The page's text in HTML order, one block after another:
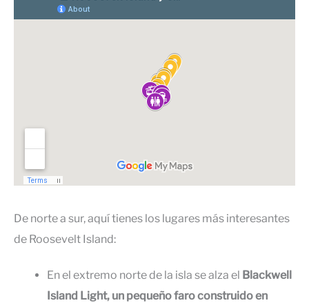
De norte a sur, aquí tienes los lugares más interesantes
de Roosevelt Island:
En el extremo norte de la isla se alza el Blackwell
Island Light, un pequeño faro construido en